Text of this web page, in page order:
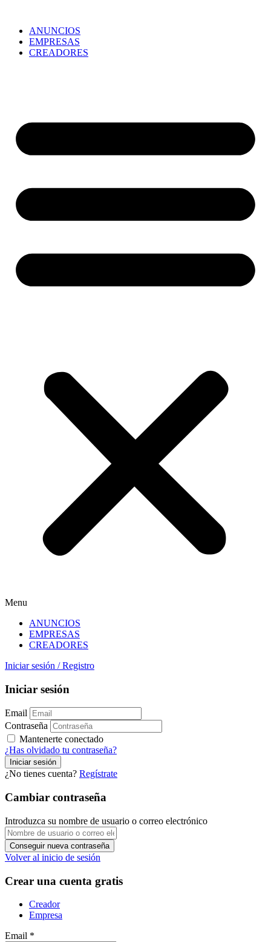
ANUNCIOS
EMPRESAS
CREADORES
Menu
ANUNCIOS
EMPRESAS
CREADORES
Iniciar sesión / Registro
Iniciar sesión
Email
Contraseña
Mantenerte conectado
¿Has olvidado tu contraseña?
¿No tienes cuenta? Regístrate
Cambiar contraseña
Introduzca su nombre de usuario o correo electrónico
Volver al inicio de sesión
Crear una cuenta gratis
Creador
Empresa
Email *